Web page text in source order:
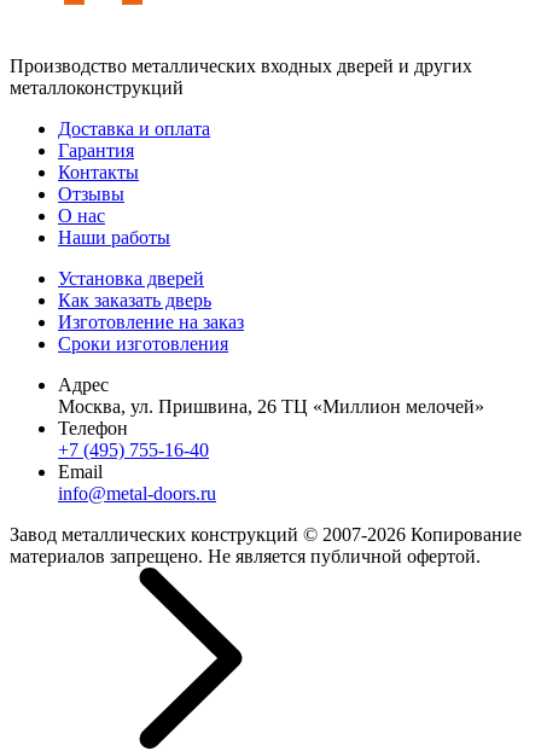
Производство металлических входных дверей и других
металлоконструкций
Доставка и оплата
Гарантия
Контакты
Отзывы
О нас
Наши работы
Установка дверей
Как заказать дверь
Изготовление на заказ
Сроки изготовления
Адрес
Москва, ул. Пришвина, 26 ТЦ «Миллион мелочей»
Телефон
+7 (495) 755-16-40
Email
info@metal-doors.ru
Завод металлических конструкций © 2007-2026 Копирование
материалов запрещено. Не является публичной офертой.